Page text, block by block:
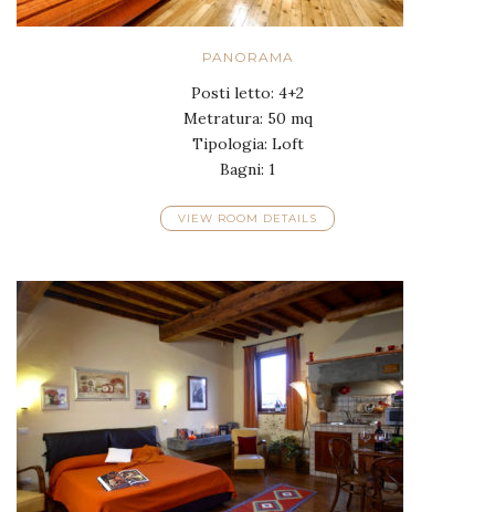
PANORAMA
Posti letto: 4+2
Metratura: 50 mq
Tipologia: Loft
Bagni: 1
VIEW ROOM DETAILS